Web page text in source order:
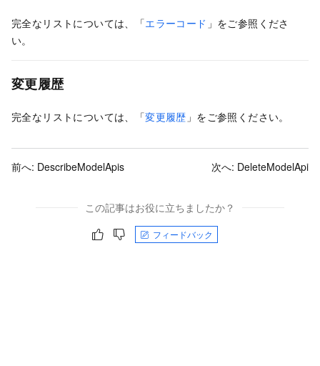
完全なリストについては、「エラーコード 」をご参照くださ
い。
変更履歴
完全なリストについては、「変更履歴 」をご参照ください。
前へ: DescribeModelApis 次へ: DeleteModelApi
この記事はお役に立ちましたか？
フィードバック